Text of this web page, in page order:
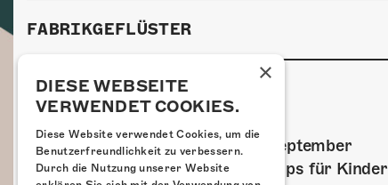
FABRIKGEFLÜSTER
Spray dein eigenes Graffiti! Im September
führen wir zwei Graffiti-Workshops für Kinder
×
DIESE WEBSEITE
VERWENDET COOKIES.
Diese Website verwendet Cookies, um die
Benutzerfreundlichkeit zu verbessern.
Durch die Nutzung unserer Website